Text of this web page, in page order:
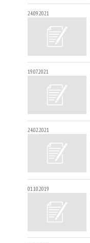
24.09.2021
19.07.2021
24.02.2021
01.10.2019